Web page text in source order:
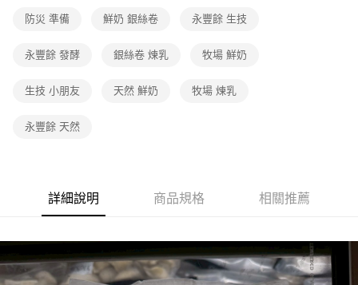
防災 準備 鮮奶 銀絲卷 永豐餘 生技
永豐餘 發酵 銀絲卷 煉乳 牧場 鮮奶
生技 小朋友 天然 鮮奶 牧場 煉乳
永豐餘 天然
詳細說明 商品規格 相關推薦